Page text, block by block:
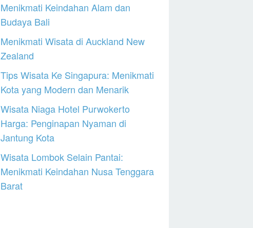
Menikmati Keindahan Alam dan
Budaya Bali
Menikmati Wisata di Auckland New
Zealand
Tips Wisata Ke Singapura: Menikmati
Kota yang Modern dan Menarik
Wisata Niaga Hotel Purwokerto
Harga: Penginapan Nyaman di
Jantung Kota
Wisata Lombok Selain Pantai:
Menikmati Keindahan Nusa Tenggara
Barat